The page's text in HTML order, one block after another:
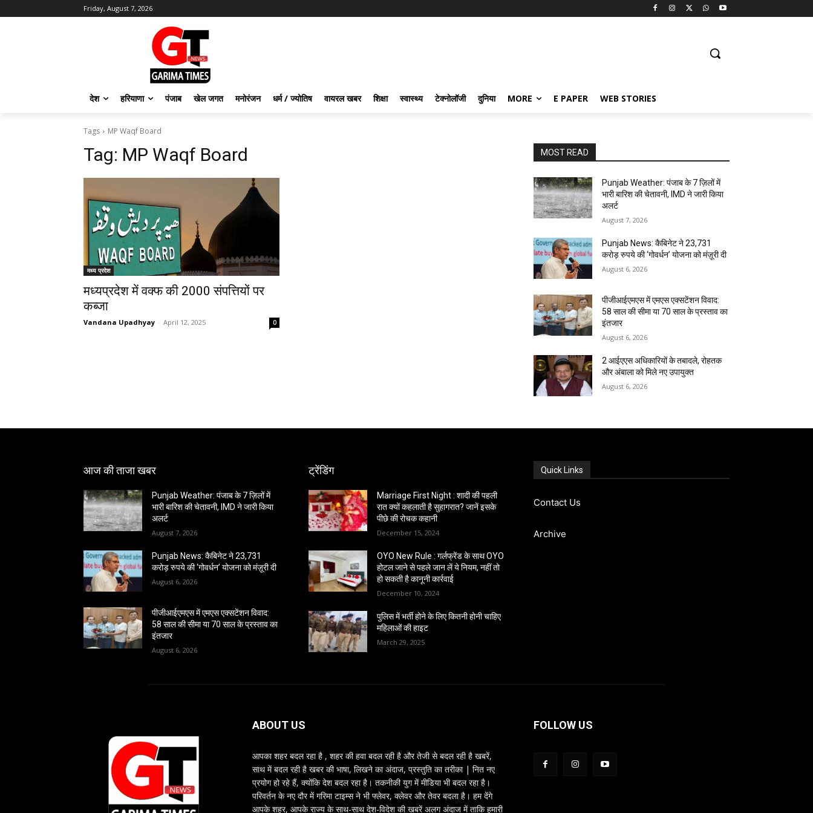
Friday, August 7, 2026
देश हरियाणा पंजाब खेल जगत मनोरंजन धर्म / ज्योतिष वायरल खबर शिक्षा स्वास्थ्य टेक्नोलॉजी दुनिया MORE E PAPER WEB STORIES
Tags MP Waqf Board
Tag: MP Waqf Board
मध्य प्रदेश
मध्यप्रदेश में वक्फ की 2000 संपत्तियों पर
कब्जा
Vandana Upadhyay - April 12, 2025 0
MOST READ
Punjab Weather: पंजाब के 7 ज़िलों में
भारी बारिश की चेतावनी, IMD ने जारी किया
अलर्ट
August 7, 2026
Punjab News: कैबिनेट ने 23,731
करोड़ रुपये की ‘गोवर्धन’ योजना को मंज़ूरी दी
August 6, 2026
पीजीआईएमएस में एमएस एक्सटेंशन विवाद:
58 साल की सीमा या 70 साल के प्रस्ताव का
इंतजार
August 6, 2026
2 आईएएस अधिकारियों के तबादले, रोहतक
और अंबाला को मिले नए उपायुक्त
August 6, 2026
आज की ताजा खबर
Punjab Weather: पंजाब के 7 ज़िलों में
भारी बारिश की चेतावनी, IMD ने जारी किया
अलर्ट
August 7, 2026
Punjab News: कैबिनेट ने 23,731
करोड़ रुपये की ‘गोवर्धन’ योजना को मंज़ूरी दी
August 6, 2026
पीजीआईएमएस में एमएस एक्सटेंशन विवाद:
58 साल की सीमा या 70 साल के प्रस्ताव का
इंतजार
August 6, 2026
ट्रेंडिंग
Marriage First Night : शादी की पहली
रात क्यों कहलाती है सुहागरात? जानें इसके
पीछे की रोचक कहानी
December 15, 2024
OYO New Rule : गर्लफ्रेंड के साथ OYO
होटल जाने से पहले जान लें ये नियम, नहीं तो
हो सकती है कानूनी कार्रवाई
December 10, 2024
पुलिस में भर्ती होने के लिए कितनी होनी चाहिए
महिलाओं की हाइट
March 29, 2025
Quick Links
Contact Us
Archive
ABOUT US
आपका शहर बदल रहा है , शहर की हवा बदल रही है और तेजी से बदल रही है खबरें,
साथ में बदल रही है खबर की भाषा, लिखने का अंदाज, प्रस्तुति का तरीका | नित नए
प्रयोग हो रहे हैं, क्योंकि देश बदल रहा है। तकनीकी युग में मीडिया भी बदल रहा है।
परिवर्तन के नए दौर में गरिमा टाइम्स ने भी फ्लेवर, क्लेवर और तेवर बदला है। हम देंगे
आपके शहर, आपके राज्य के साथ-साथ देश-विदेश की खबरें अलग अंदाज में ताकि हमारी
FOLLOW US